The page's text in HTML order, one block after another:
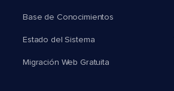
Base de Conocimientos
Estado del Sistema
Migración Web Gratuita